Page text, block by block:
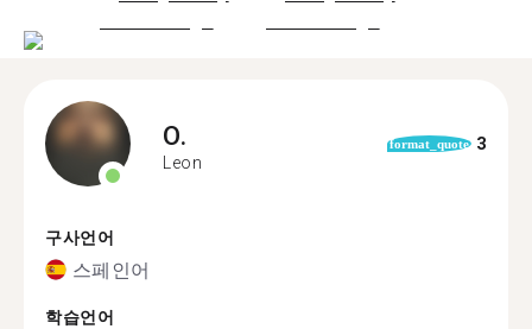
O.
Leon
format_quote 3
구사언어
스페인어
학습언어